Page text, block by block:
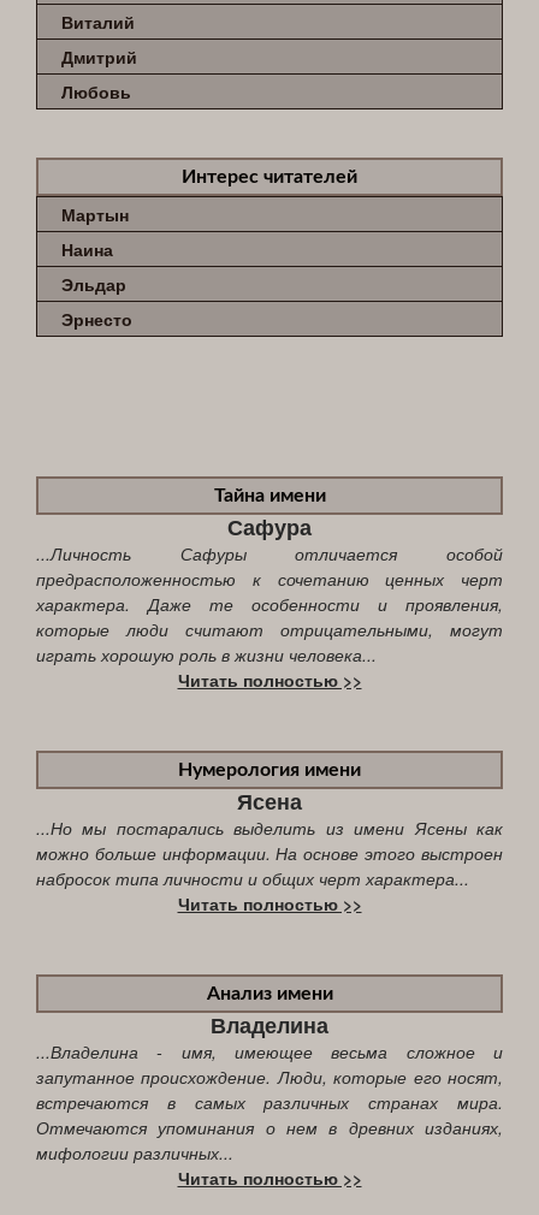
Виталий
Дмитрий
Любовь
Интерес читателей
Мартын
Наина
Эльдар
Эрнесто
Тайна имени
Сафура
...Личность Сафуры отличается особой
предрасположенностью к сочетанию ценных черт
характера. Даже те особенности и проявления,
которые люди считают отрицательными, могут
играть хорошую роль в жизни человека...
Читать полностью >>
Нумерология имени
Ясена
...Но мы постарались выделить из имени Ясены как
можно больше информации. На основе этого выстроен
набросок типа личности и общих черт характера...
Читать полностью >>
Анализ имени
Владелина
...Владелина - имя, имеющее весьма сложное и
запутанное происхождение. Люди, которые его носят,
встречаются в самых различных странах мира.
Отмечаются упоминания о нем в древних изданиях,
мифологии различных...
Читать полностью >>